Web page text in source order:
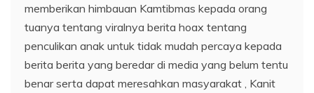
memberikan himbauan Kamtibmas kepada orang
tuanya tentang viralnya berita hoax tentang
penculikan anak untuk tidak mudah percaya kepada
berita berita yang beredar di media yang belum tentu
benar serta dapat meresahkan masyarakat , Kanit